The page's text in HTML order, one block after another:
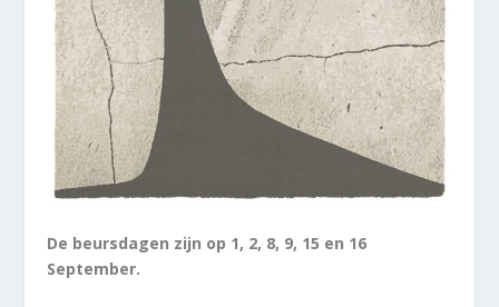
De beursdagen zijn op 1, 2, 8, 9, 15 en 16
September.